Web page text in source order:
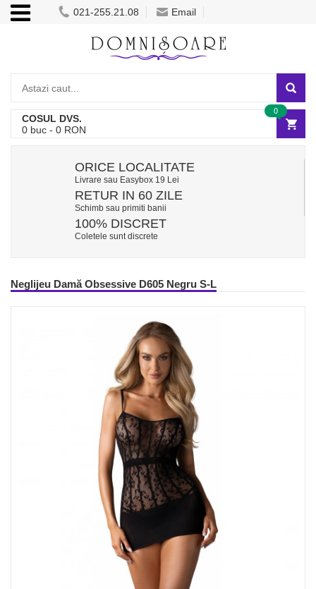
021-255.21.08 Email
COSUL DVS.
0 buc - 0 RON
0
ORICE LOCALITATE
Livrare sau Easybox 19 Lei
RETUR IN 60 ZILE
Schimb sau primiti banii
100% DISCRET
Coletele sunt discrete
Neglijeu Damă Obsessive D605 Negru S-L